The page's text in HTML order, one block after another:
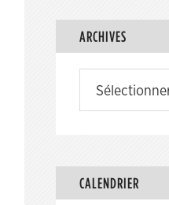
ARCHIVES
CALENDRIER